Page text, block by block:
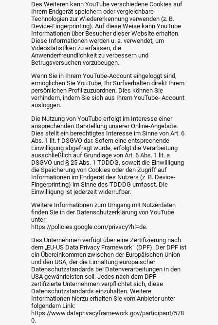
Des Weiteren kann YouTube verschiedene Cookies auf
Ihrem Endgerät speichern oder vergleichbare
Technologien zur Wiedererkennung verwenden (z. B.
Device-Fingerprinting). Auf diese Weise kann YouTube
Informationen über Besucher dieser Website erhalten.
Diese Informationen werden u. a. verwendet, um
Videostatistiken zu erfassen, die
Anwenderfreundlichkeit zu verbessern und
Betrugsversuchen vorzubeugen.
Wenn Sie in Ihrem YouTube-Account eingeloggt sind,
ermöglichen Sie YouTube, Ihr Surfverhalten direkt Ihrem
persönlichen Profil zuzuordnen. Dies können Sie
verhindern, indem Sie sich aus Ihrem YouTube- Account
ausloggen.
Die Nutzung von YouTube erfolgt im Interesse einer
ansprechenden Darstellung unserer Online-Angebote.
Dies stellt ein berechtigtes Interesse im Sinne von Art. 6
Abs. 1 lit. f DSGVO dar. Sofern eine entsprechende
Einwilligung abgefragt wurde, erfolgt die Verarbeitung
ausschließlich auf Grundlage von Art. 6 Abs. 1 lit. a
DSGVO und § 25 Abs. 1 TDDDG, soweit die Einwilligung
die Speicherung von Cookies oder den Zugriff auf
Informationen im Endgerät des Nutzers (z. B. Device-
Fingerprinting) im Sinne des TDDDG umfasst. Die
Einwilligung ist jederzeit widerrufbar.
Weitere Informationen zum Umgang mit Nutzerdaten
finden Sie in der Datenschutzerklärung von YouTube
unter:
https://policies.google.com/privacy?hl=de.
Das Unternehmen verfügt über eine Zertifizierung nach
dem „EU-US Data Privacy Framework“ (DPF). Der DPF ist
ein Übereinkommen zwischen der Europäischen Union
und den USA, der die Einhaltung europäischer
Datenschutzstandards bei Datenverarbeitungen in den
USA gewährleisten soll. Jedes nach dem DPF
zertifizierte Unternehmen verpflichtet sich, diese
Datenschutzstandards einzuhalten. Weitere
Informationen hierzu erhalten Sie vom Anbieter unter
folgendem Link:
https://www.dataprivacyframework.gov/participant/578
0.